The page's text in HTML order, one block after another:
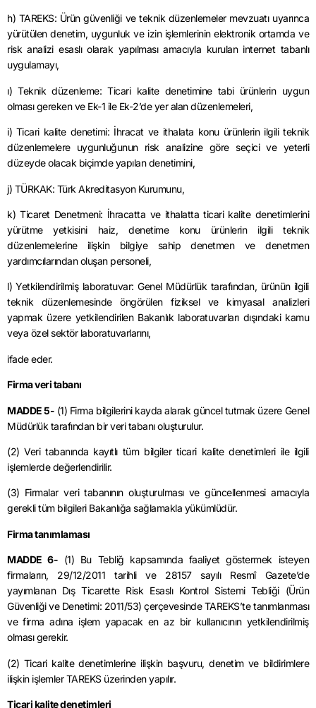
h) TAREKS: Ürün güvenliği ve teknik düzenlemeler mevzuatı uyarınca
yürütülen denetim, uygunluk ve izin işlemlerinin elektronik ortamda ve
risk analizi esaslı olarak yapılması amacıyla kurulan internet tabanlı
uygulamayı,
ı) Teknik düzenleme: Ticari kalite denetimine tabi ürünlerin uygun
olması gereken ve Ek-1 ile Ek-2’de yer alan düzenlemeleri,
i) Ticari kalite denetimi: İhracat ve ithalata konu ürünlerin ilgili teknik
düzenlemelere uygunluğunun risk analizine göre seçici ve yeterli
düzeyde olacak biçimde yapılan denetimini,
j) TÜRKAK: Türk Akreditasyon Kurumunu,
k) Ticaret Denetmeni: İhracatta ve ithalatta ticari kalite denetimlerini
yürütme yetkisini haiz, denetime konu ürünlerin ilgili teknik
düzenlemelerine ilişkin bilgiye sahip denetmen ve denetmen
yardımcılarından oluşan personeli,
l) Yetkilendirilmiş laboratuvar: Genel Müdürlük tarafından, ürünün ilgili
teknik düzenlemesinde öngörülen fiziksel ve kimyasal analizleri
yapmak üzere yetkilendirilen Bakanlık laboratuvarları dışındaki kamu
veya özel sektör laboratuvarlarını,
ifade eder.
Firma veri tabanı
MADDE 5- (1) Firma bilgilerini kayda alarak güncel tutmak üzere Genel
Müdürlük tarafından bir veri tabanı oluşturulur.
(2) Veri tabanında kayıtlı tüm bilgiler ticari kalite denetimleri ile ilgili
işlemlerde değerlendirilir.
(3) Firmalar veri tabanının oluşturulması ve güncellenmesi amacıyla
gerekli tüm bilgileri Bakanlığa sağlamakla yükümlüdür.
Firma tanımlaması
MADDE 6- (1) Bu Tebliğ kapsamında faaliyet göstermek isteyen
firmaların, 29/12/2011 tarihli ve 28157 sayılı Resmî Gazete’de
yayımlanan Dış Ticarette Risk Esaslı Kontrol Sistemi Tebliği (Ürün
Güvenliği ve Denetimi: 2011/53) çerçevesinde TAREKS’te tanımlanması
ve firma adına işlem yapacak en az bir kullanıcının yetkilendirilmiş
olması gerekir.
(2) Ticari kalite denetimlerine ilişkin başvuru, denetim ve bildirimlere
ilişkin işlemler TAREKS üzerinden yapılır.
Ticari kalite denetimleri